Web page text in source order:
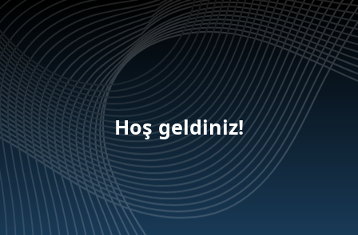
Hoş geldiniz!